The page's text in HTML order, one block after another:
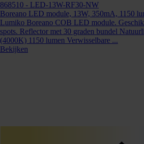
868510 - LED-13W-RF30-NW
Boreano LED module, 13W, 350mA, 1150
Lumiko Boreano COB LED module.
spots. Reflector met 30 graden bundel
(4000K) 1150 lumen Verwisselbare ...
Bekijken